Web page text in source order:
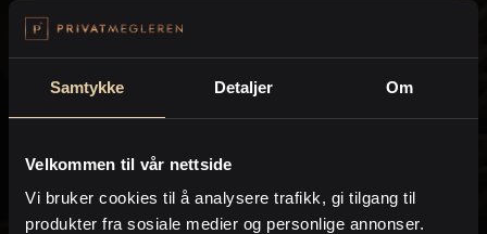
Samtykke Detaljer Om
Velkommen til vår nettside
Vi bruker cookies til å analysere trafikk, gi tilgang til
produkter fra sosiale medier og personlige annonser.
Jeg anmoder PrivatMegleren om å kontakte meg
på e-post og /eller telefon i form av sms eller
oppringing.